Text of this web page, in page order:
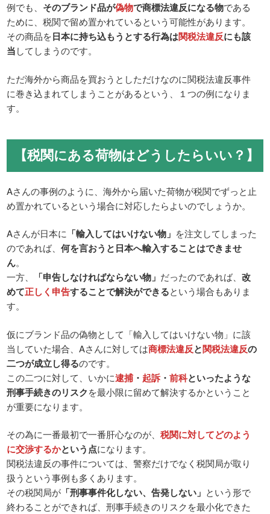
例でも、 そのブランド品が偽物で商標法違反になる物である
ために、税関で留め置かれているという可能性があります。
その商品を日本に持ち込もうとする行為は関税法違反にも該
当してしまうのです。
ただ海外から商品を買おうとしただけなのに関税法違反事件
に巻き込まれてしまうことがあるという、１つの例になりま
す。
【税関にある荷物はどうしたらいい？】
Aさんの事例のように、海外から届いた荷物が税関でずっと止
め置かれているという場合に対応したらよいのでしょうか。
Aさんが日本に 「輸入してはいけない物」 を注文してしまった
のであれば、何を言おうと日本へ輸入することはできませ
ん。
一方、
「申告しなければならない物」 だったのであれば、改
めて正しく申告することで解決ができるという場合もありま
す。
仮にブランド品の偽物として「輸入してはいけない物」に該
当していた場合、Aさんに対しては商標法違反と関税法違反の
二つが成立し得るのです。
この二つに対して、いかに逮捕・ 起訴 ・前科といったような
刑事手続きのリスクを最小限に留めて解決するかということ
が重要になります。
その為に一番最初で一番肝心なのが、税関に対してどのよう
に交渉するかという点になります。
関税法違反の事件については、警察だけでなく税関局が取り
扱うという事例も多くあります。
その税関局が 「刑事事件化しない、告発しない」 という形で
終わることができれば、刑事手続きのリスクを最小化できた